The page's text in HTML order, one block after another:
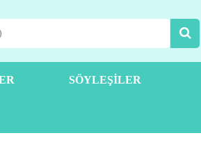
SÖYLEŞILER